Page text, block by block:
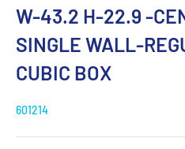
W-43.2 H-22.9 -
SINGLE WALL-
CUBIC BOX
601214